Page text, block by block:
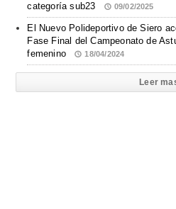
categoría sub23
09/02/2025
El Nuevo Polideportivo de Siero
Fase Final del Campeonato de
femenino
18/04/2024
Leer